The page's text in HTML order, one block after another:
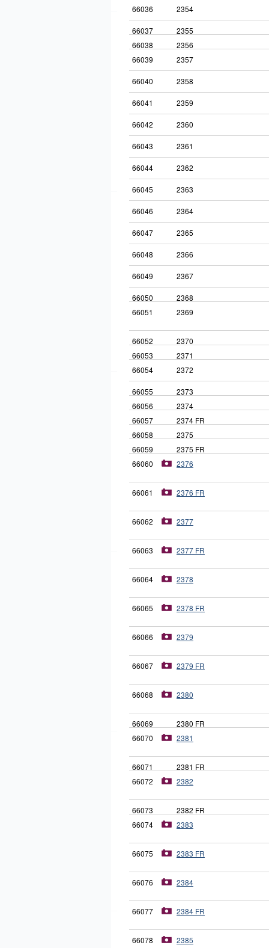
66036 2354
66037
2355
66038
2356
66039
2357
66040 2358
66041 2359
66042 2360
66043 2361
66044 2362
66045 2363
66046 2364
66047 2365
66048 2366
66049 2367
66050
2368
66051
2369
66052
2370
66053
2371
66054
2372
66055
2373
66056
2374
66057
2374 FR
66058
2375
66059
2375 FR
66060
2376
66061 2376 FR
66062 2377
66063 2377 FR
66064 2378
66065 2378 FR
66066 2379
66067 2379 FR
66068 2380
66069
2380 FR
66070
2381
66071
2381 FR
66072
2382
66073
2382 FR
66074
2383
66075 2383 FR
66076 2384
66077 2384 FR
66078 2385